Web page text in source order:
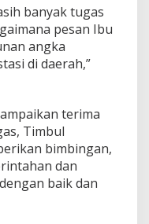
banyak tugas
pesan Ibu
angka
di daerah,”
terima
Timbul
bimbingan,
dan
baik dan